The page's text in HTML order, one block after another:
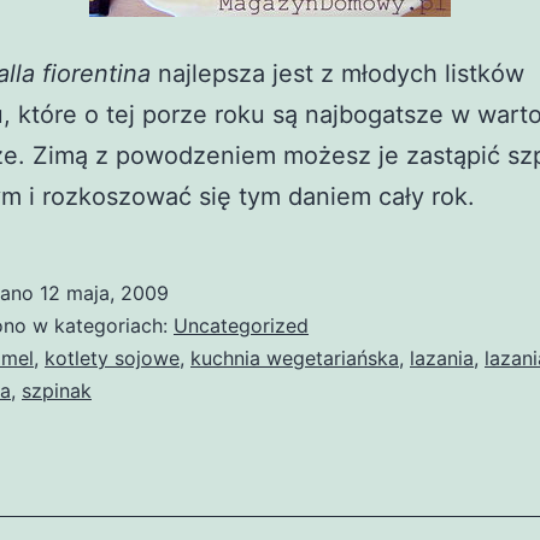
fiorentina najlepsza jest z młodych listków
które o tej porze roku są najbogatsze w
Zimą z powodzeniem możesz je zastąpić
i rozkoszować się tym daniem cały rok.
12 maja, 2009
w kategoriach: Uncategorized
, kotlety sojowe, kuchnia wegetariańska, lazania,
, szpinak